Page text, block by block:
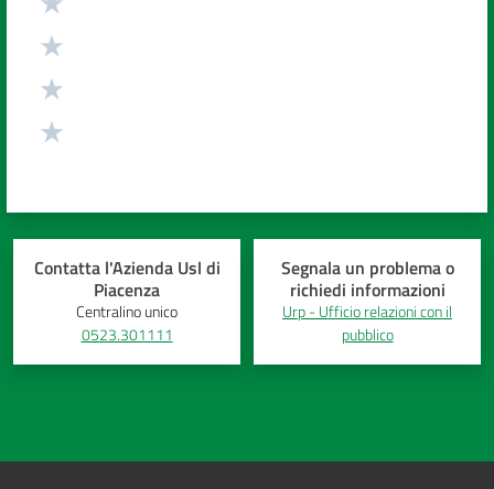
Contatta l'Azienda Usl di
Piacenza
Centralino unico
0523.301111
Segnala un problema o
richiedi informazioni
Urp - Ufficio relazioni con il
pubblico